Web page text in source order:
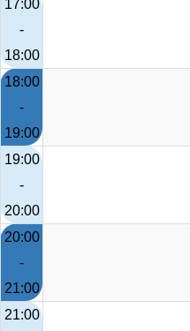
17:00
-
18:00
18:00
-
19:00
19:00
-
20:00
20:00
-
21:00
21:00